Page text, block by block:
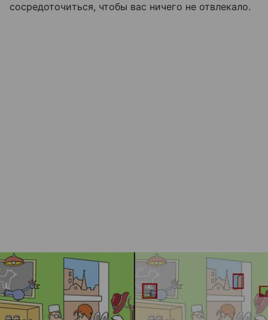
сосредоточиться, чтобы вас ничего не отвлекало.